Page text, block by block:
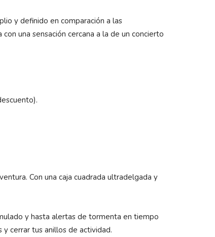
y definido en comparación a las
una sensación cercana a la de un concierto
Con una caja cuadrada ultradelgada y
y hasta alertas de tormenta en tiempo
cerrar tus anillos de actividad.